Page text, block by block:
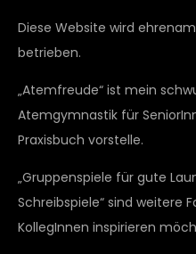
Diese Website wird
betrieben.
„Atemfreude“ ist mein
Atemgymnastik für
Praxisbuch vorstelle.
„Gruppenspiele für gute
Schreibspiele“ sind weitere
KollegInnen inspirieren